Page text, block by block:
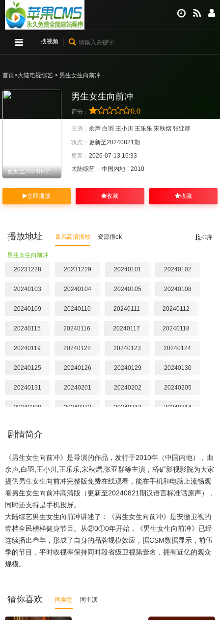
搜视频
首页>大陆电视综艺 > 男生女生向前冲
更新至20240821期
男生女生向前冲
评分： 0.0
主演： 余声 白羽 王小川 王乐乐 宋秋熠 张亚群
状态： 更新至20240821期
更新： 2026-07-13 16:33
大陆综艺
中国内地 2010
立即播放 收藏 收藏
排序
播放地址 暴风高清播放 资源很ok
男生女生向前冲
20231228 20231229 20240101 20240102
20240103 20240104 20240105 20240108
20240109 20240110 20240111 20240112
20240115 20240116 20240117 20240118
20240119 20240122 20240123 20240124
20240125 20240126 20240129 20240130
20240131 20240201 20240202 20240205
20240208 20240212 20240213 20240214
20240229 20240301 20240304 20240305
20240306 20240307 20240308 20240311
20240312 20240313
20240318 20240319 20240320 20240321
20240322 20240325 20240326 20240327
20240328
20240410 20240411
剧情简介
《男生女生向前冲》是导演的作品，发行于2010年（中国内地），由
余声,白羽,王小川,王乐乐,宋秋熠,张亚群等主演，桥矿影视影院为大家
提供男生女生向前冲完整版免费在线观看，能在手机和电脑上流畅观
看男生女生向前冲高清版（更新至20240821期汉语言标准话原声），
同时还支持是手机投屏。
大陆综艺男生女生向前冲讲述了：《男生女生向前冲》是安徽卫视的
壹档全民榜样健身节目。从②0①0年开始，《男生女生向前冲》已经
连续播出叁年，形成了自身的品牌规模效应，据CSM数据显示，前伍
季的节目，平时收视率保持同时段省级卫视第壹名，拥有近亿的观众
规模。
猜你喜欢 同类型 同主演